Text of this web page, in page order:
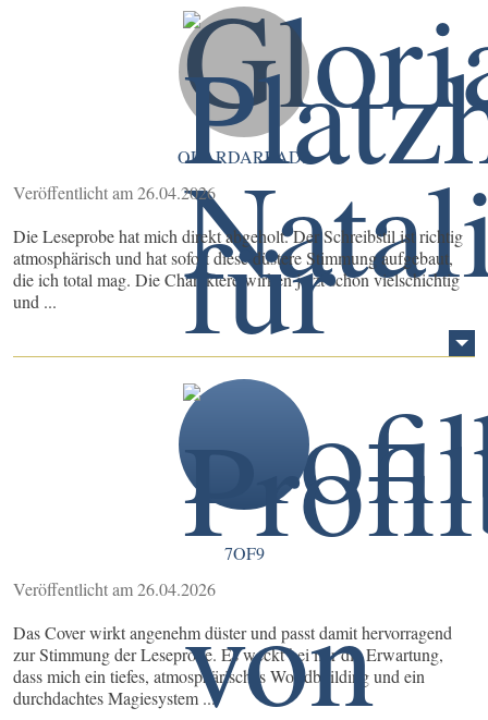
OUARDAREADS
Veröffentlicht am 26.04.2026
Die Leseprobe hat mich direkt abgeholt. Der Schreibstil ist richtig
atmosphärisch und hat sofort diese düstere Stimmung aufgebaut,
die ich total mag. Die Charaktere wirken jetzt schon vielschichtig
und ...
7OF9
Veröffentlicht am 26.04.2026
Das Cover wirkt angenehm düster und passt damit hervorragend
zur Stimmung der Leseprobe. Es weckt bei mir die Erwartung,
dass mich ein tiefes, atmosphärisches Worldbuilding und ein
durchdachtes Magiesystem ...